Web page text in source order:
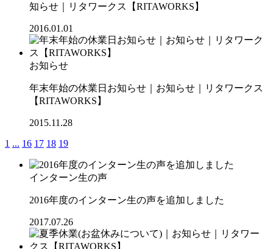
知らせ｜リタワークス【RITAWORKS】
2016.01.01
お知らせ
年末年始の休業日お知らせ｜お知らせ｜リタワークス
【RITAWORKS】
2015.11.28
1 ... 16 17 18 19
インターン生の声
2016年度のインターン生の声を追加しました
2017.07.26